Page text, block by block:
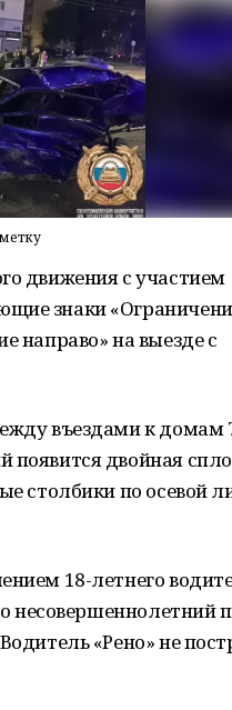
движения с участием
знаки
направо» на выезде с
въездами к домам
появится двойная
столбики по осевой
18-летнего
несовершеннолетний
«Рено» не